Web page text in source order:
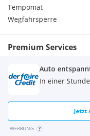
Tempomat
Wegfahrsperre
Premium Services
Auto
In einer
Jetzt
WERBUNG